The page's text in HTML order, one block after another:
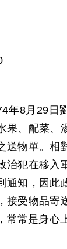
年8月29日
果、配菜、
送物單。相
治犯在移入
通知，因此
接受物品寄
常常是身心